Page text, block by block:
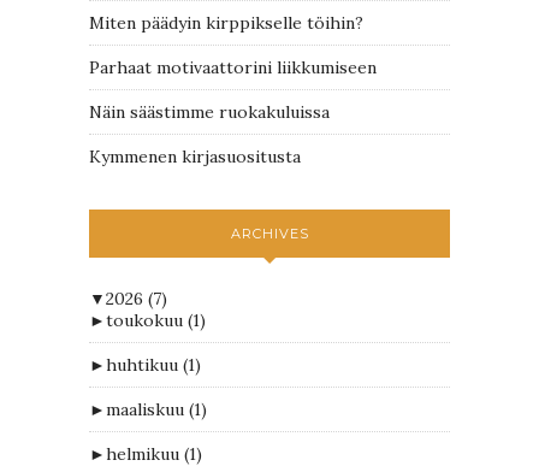
Miten päädyin kirppikselle töihin?
Parhaat motivaattorini liikkumiseen
Näin säästimme ruokakuluissa
Kymmenen kirjasuositusta
ARCHIVES
▼2026 (7)
►toukokuu (1)
►huhtikuu (1)
►maaliskuu (1)
►helmikuu (1)